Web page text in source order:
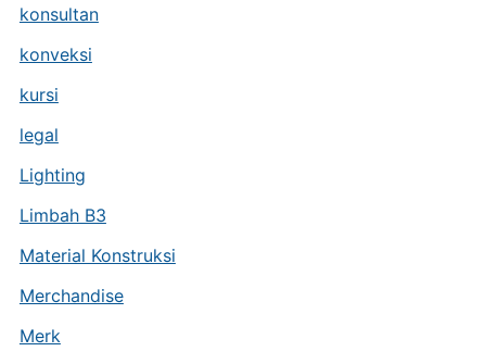
konsultan
konveksi
kursi
legal
Lighting
Limbah B3
Material Konstruksi
Merchandise
Merk